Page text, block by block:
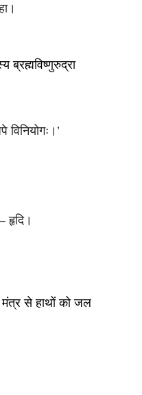
ब्रह्मविष्णुरुद्रा
विनियोगः।’
हृदि।
मंत्र से हाथों को जल